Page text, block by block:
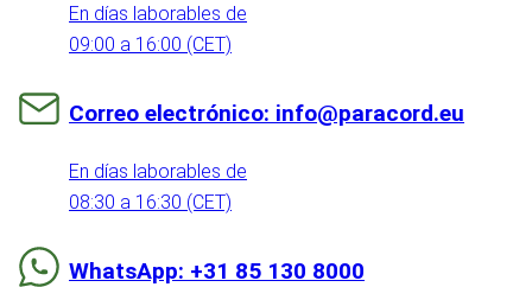
En días laborables de
09:00 a 16:00 (CET)
Correo electrónico: info@paracord.eu
En días laborables de
08:30 a 16:30 (CET)
WhatsApp: +31 85 130 8000